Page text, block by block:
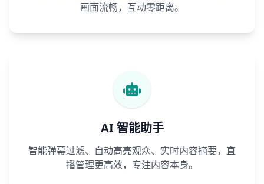
画面流畅，互动零距离。
AI 智能助手
智能弹幕过滤、自动高亮观众、实时内容摘要，直
播管理更高效，专注内容本身。